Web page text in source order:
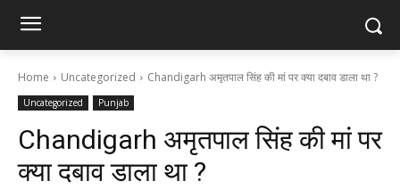
Home Uncategorized Chandigarh अमृतपाल सिंह की मां पर क्या दबाव डाला था ?
Uncategorized Punjab
Chandigarh अमृतपाल सिंह की मां पर
क्या दबाव डाला था ?